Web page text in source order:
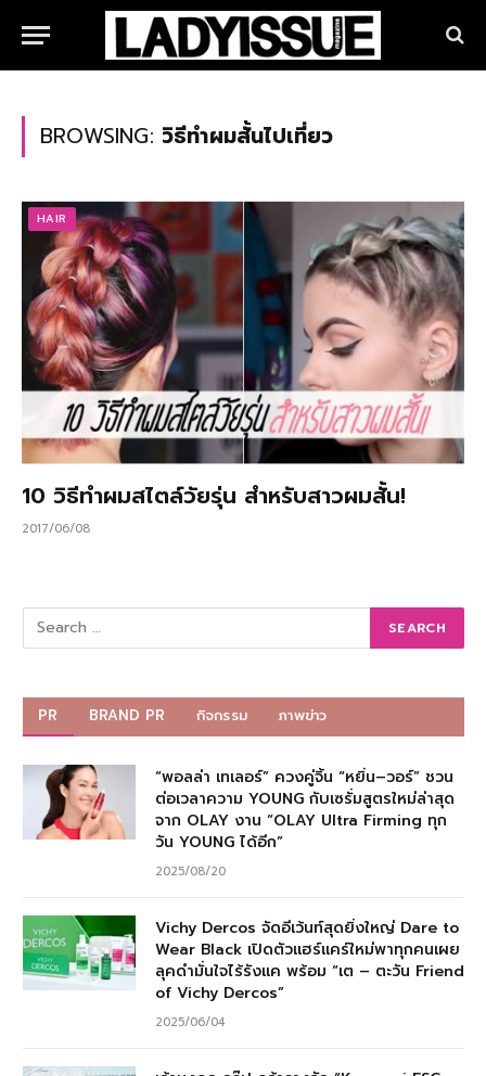
BROWSING: วิธีทําผมสั้นไปเที่ยว
HAIR
10 วิธีทำผมสไตล์วัยรุ่น สำหรับสาวผมสั้น!
2017/06/08
PR BRAND PR กิจกรรม ภาพข่าว
“พอลล่า เทเลอร์” ควงคู่จิ้น “หยิ่น–วอร์” ชวน
ต่อเวลาความ YOUNG กับเซรั่มสูตรใหม่ล่าสุด
จาก OLAY งาน “OLAY Ultra Firming ทุก
วัน YOUNG ได้อีก”
2025/08/20
Vichy Dercos จัดอีเว้นท์สุดยิ่งใหญ่ Dare to
Wear Black เปิดตัวแฮร์แคร์ใหม่พาทุกคนเผย
ลุคดำมั่นใจไร้รังแค พร้อม “เต – ตะวัน Friend
of Vichy Dercos”
2025/06/04